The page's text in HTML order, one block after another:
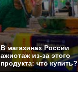
В магазинах России
ажиотаж из-за этого
продукта: что купить?